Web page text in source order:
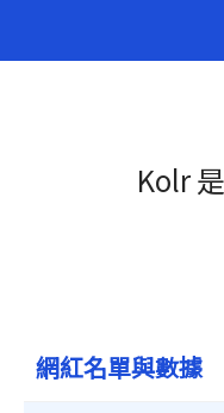
Kolr
網紅名單與數據